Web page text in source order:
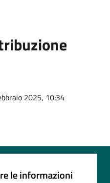
2025, 10:34
le informazioni